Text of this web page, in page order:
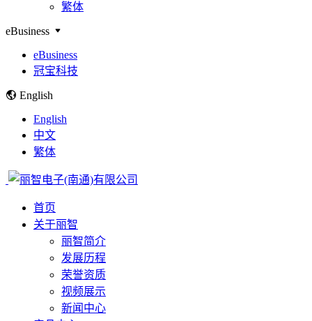
繁体
eBusiness
eBusiness
冠宝科技
English
English
中文
繁体
首页
关于丽智
丽智简介
发展历程
荣誉资质
视频展示
新闻中心